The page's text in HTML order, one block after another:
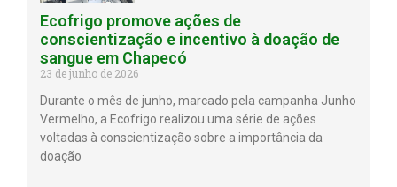
Ecofrigo promove ações de
conscientização e incentivo à doação de
sangue em Chapecó
23 de junho de 2026
Durante o mês de junho, marcado pela campanha Junho
Vermelho, a Ecofrigo realizou uma série de ações
voltadas à conscientização sobre a importância da
doação